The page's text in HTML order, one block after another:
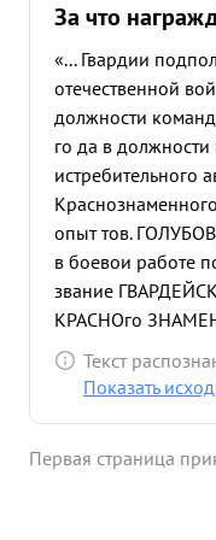
За что
«... Гвардии
отечественной
должности
го да в
истребительного
опыт тов.
в боевои работе
звание
КРАСНОго
296 успешных
самолетов пр-ка
награжден
Текст
Показать
Первая страница